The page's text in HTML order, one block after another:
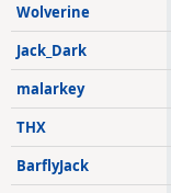
Wolverine
Jack_Dark
malarkey
THX
BarflyJack